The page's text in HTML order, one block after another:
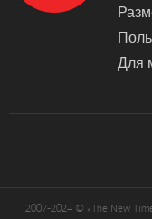
Для
2007-2024 © «The New